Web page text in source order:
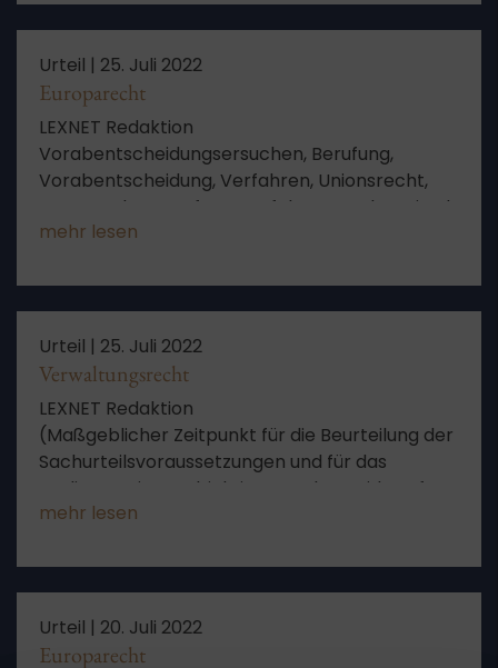
Urteil | 25. Juli 2022
Europarecht
LEXNET Redaktion
Vorabentscheidungsersuchen, Berufung,
Vorabentscheidung, Verfahren, Unionsrecht,
Herausgabe, Berufungsverfahren, Rechtsmittel,
Pkw, Aussetzung, Befund, EuGH, Verpflichtung,
des Rechts, Aussicht auf Erfolg
mehr lesen
Urteil | 25. Juli 2022
Verwaltungsrecht
LEXNET Redaktion
(Maßgeblicher Zeitpunkt für die Beurteilung der
Sachurteilsvoraussetzungen und für das
Vorliegen eines subjektiven Rechts; Widerruf
einer Erlaubnis nach § 11 TierSchG)
mehr lesen
Urteil | 20. Juli 2022
Europarecht